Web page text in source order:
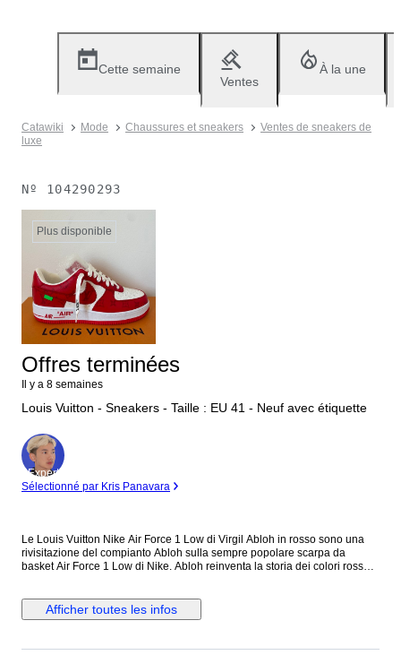
Cette semaine
Ventes
À la une
Catawiki Mode Chaussures et sneakers
Ventes de sneakers de
luxe
Nº 104290293
Plus disponible
Offres terminées
Il y a 8 semaines
Louis Vuitton - Sneakers - Taille : EU 41 - Neuf avec étiquette
Expert
Sélectionné par Kris Panavara
Le Louis Vuitton Nike Air Force 1 Low di Virgil Abloh in rosso sono una
rivisitazione del compianto Abloh sulla sempre popolare scarpa da
basket Air Force 1 Low di Nike. Abloh reinventa la storia dei colori rosso
abbigliamento OFF-WHITE, con una piccola targhetta sotto lo swoosh e la
scritta "AIR" stampata accanto alla parola "AIR" di Nike sull'intersuola.
Abloh Nike Air Force 1 Low hanno debuttato come un vero e proprio
Afficher toutes les infos